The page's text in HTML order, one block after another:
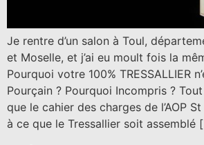
Je rentre d’un salon à Toul,
et Moselle, et j’ai eu moult fois la
Pourquoi votre 100% TRESSALLIER
Pourçain ? Pourquoi Incompris ?
que le cahier des charges de l’AOP
à ce que le Tressallier soit assemblé